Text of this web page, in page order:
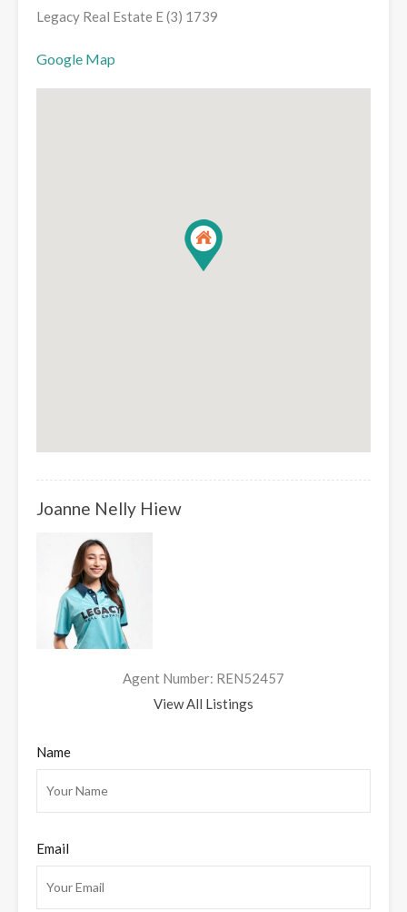
Legacy Real Estate E (3) 1739
Google Map
Joanne Nelly Hiew
Agent Number: REN52457
View All Listings
Name
Email